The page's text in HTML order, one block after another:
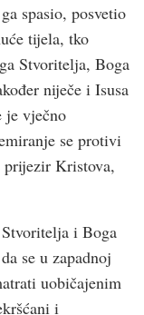
spasio, posvetio
tijela, tko
Stvoritelja, Boga
niječe i Isusa
je vječno
se protivi
Kristova,
i Boga
se u zapadnoj
uobičajenim
i